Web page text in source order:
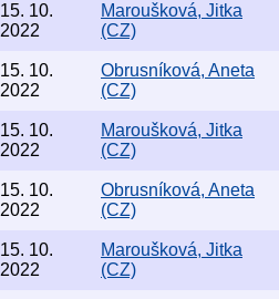
15. 10.
2022
Maroušková, Jitka
(CZ)
15. 10.
2022
Obrusníková, Aneta
(CZ)
15. 10.
2022
Maroušková, Jitka
(CZ)
15. 10.
2022
Obrusníková, Aneta
(CZ)
15. 10.
2022
Maroušková, Jitka
(CZ)